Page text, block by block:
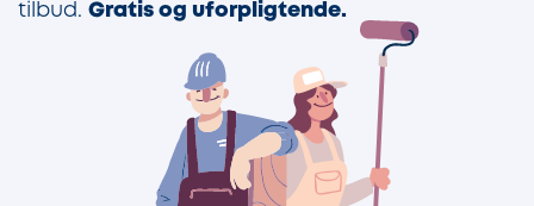
tilbud. Gratis og uforpligtende.